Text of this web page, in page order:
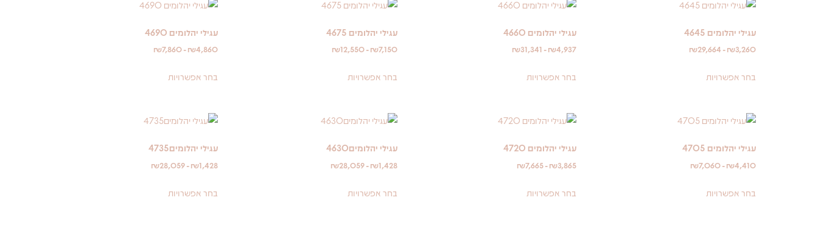
עגילי יהלומים 4645
₪3,260
-
₪29,664
בחר אפשרויות
עגילי יהלומים 4660
₪4,937
-
₪31,341
בחר אפשרויות
עגילי יהלומים 4675
₪7,150
-
₪12,550
בחר אפשרויות
עגילי יהלומים 4690
₪4,860
-
₪7,860
בחר אפשרויות
עגילי יהלומים 4705
₪4,410
-
₪7,060
בחר אפשרויות
עגילי יהלומים 4720
₪3,865
-
₪7,665
בחר אפשרויות
עגילי יהלומים4630
₪1,428
-
₪28,059
בחר אפשרויות
עגילי יהלומים4735
₪1,428
-
₪28,059
בחר אפשרויות